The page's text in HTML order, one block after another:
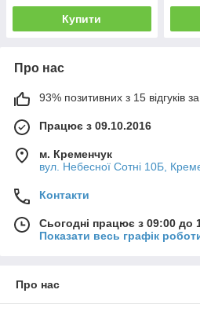
Купити
Про нас
93% позитивних з 15 відгуків за
Працює з 09.10.2016
м. Кременчук
вул. Небесної Сотні 10Б,
Контакти
Сьогодні працює з 09:00 до
Показати весь графік
Про нас